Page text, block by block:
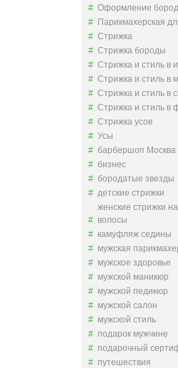
Оформление
Парикмахерская
Стрижка
Стрижка бороды
Стрижка и стиль в
Стрижка и стиль в
Стрижка и стиль в
Стрижка и стиль в
Стрижка усов
Усы
барбершоп Москва
бизнес
бородатые звезды
детские стрижки
женские стрижки
волосы
камуфляж седины
мужская
мужское здоровье
мужской маникюр
мужской педикюр
мужской салон
мужской стиль
подарок мужчине
подарочный
путешествия